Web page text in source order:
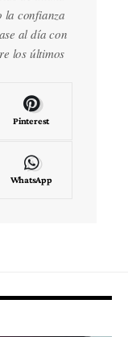
la confianza
al día con
los últimos
Pinterest
WhatsApp